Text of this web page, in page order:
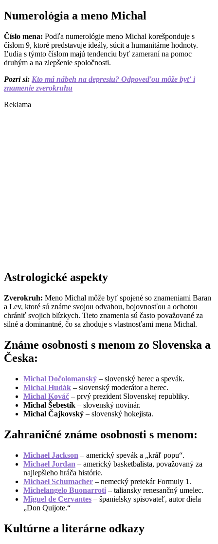
Numerológia a meno Michal
Číslo mena: Podľa numerológie meno Michal korešponduje s
číslom 9, ktoré predstavuje ideály, súcit a humanitárne hodnoty.
Ľudia s týmto číslom majú tendenciu byť zameraní na pomoc
druhým a na zlepšenie spoločnosti.
Pozri si: Kto má nábeh na depresiu? Odpoveďou môže byť i
znamenie zverokruhu
Reklama
Astrologické aspekty
Zverokruh: Meno Michal môže byť spojené so znameniami Baran
a Lev, ktoré sú známe svojou odvahou, bojovnosťou a ochotou
chrániť svojich blízkych. Tieto znamenia sú často považované za
silné a dominantné, čo sa zhoduje s vlastnosťami mena Michal.
Známe osobnosti s menom zo Slovenska a
Česka:
Michal Dočolomanský – slovenský herec a spevák.
Michal Hudák – slovenský moderátor a herec.
Michal Kováč – prvý prezident Slovenskej republiky.
Michal Šebestík – slovenský novinár.
Michal Čajkovský – slovenský hokejista.
Zahraničné známe osobnosti s menom:
Michael Jackson – americký spevák a „kráľ popu“.
Michael Jordan – americký basketbalista, považovaný za
najlepšieho hráča histórie.
Michael Schumacher – nemecký pretekár Formuly 1.
Michelangelo Buonarroti – taliansky renesančný umelec.
Miguel de Cervantes – španielsky spisovateľ, autor diela
„Don Quijote.“
Kultúrne a literárne odkazy